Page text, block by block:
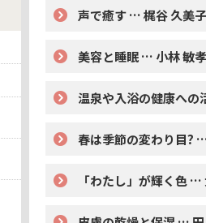
声で癒す … 梶谷 久美子
美容と睡眠 … 小林 敏孝
温泉や入浴の健康へ
春は季節の変わり目
「わたし」が輝く色